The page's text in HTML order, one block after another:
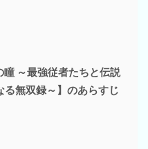
～最強従者たちと伝説
無双録～】のあらすじ